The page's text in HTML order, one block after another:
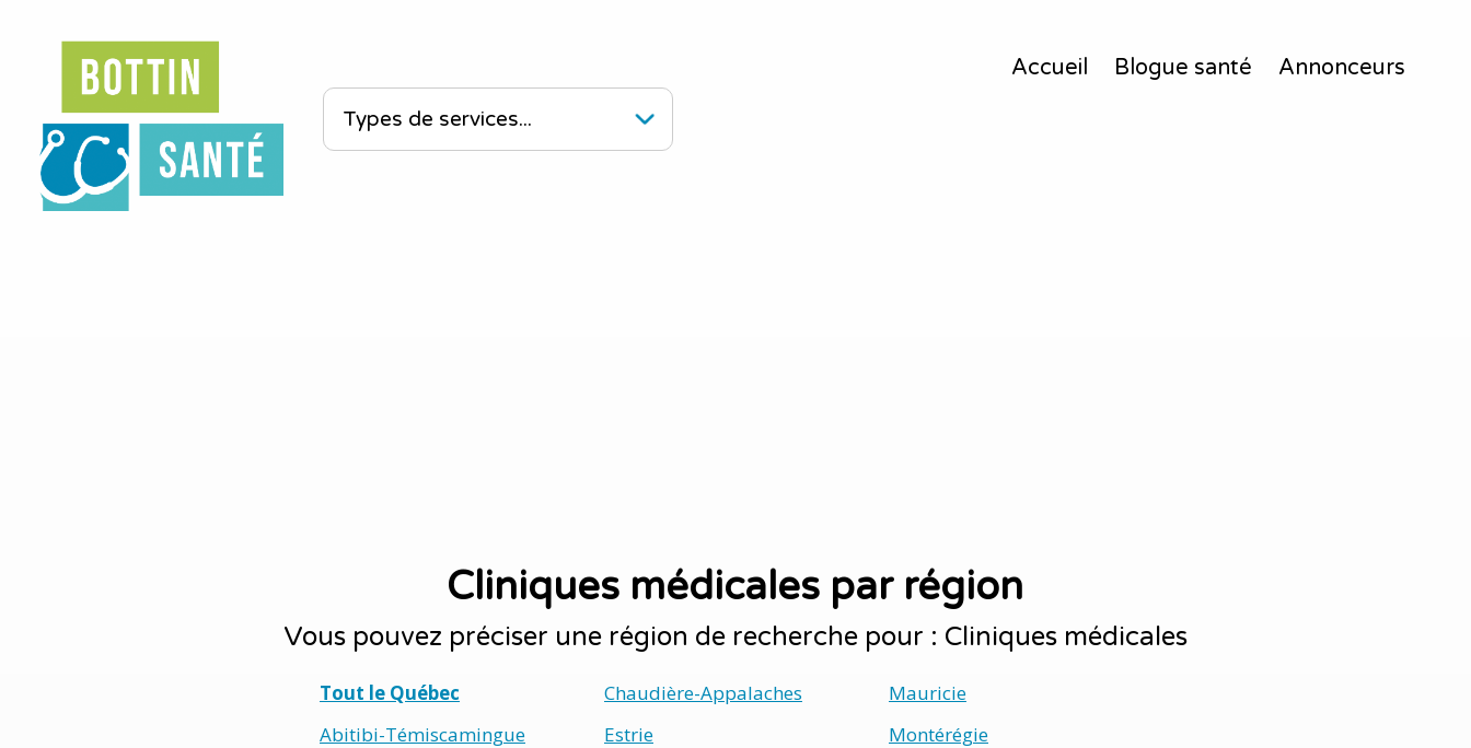
Accueil Blogue santé Annonceurs
Cliniques médicales par région
Vous pouvez préciser une région de recherche pour : Cliniques médicales
Tout le Québec
Abitibi-Témiscamingue
Chaudière-Appalaches
Estrie
Mauricie
Montérégie